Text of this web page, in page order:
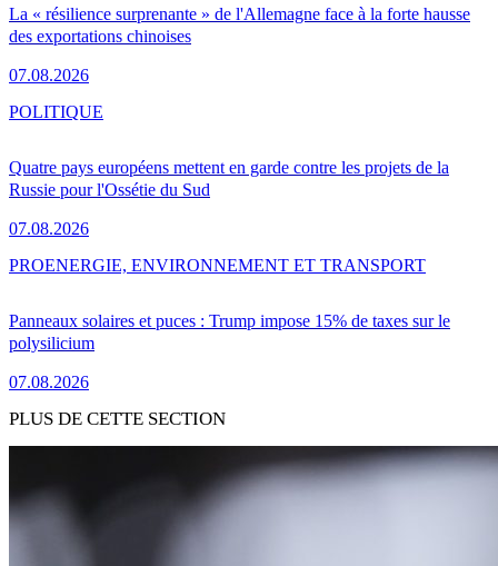
La « résilience surprenante » de l'Allemagne face à la forte hausse
des exportations chinoises
07.08.2026
Quatre pays européens mettent en garde contre les projets de la
Russie pour l'Ossétie du Sud
07.08.2026
POLITIQUE
Panneaux solaires et puces : Trump impose 15% de taxes sur le
polysilicium
07.08.2026
PROENERGIE, ENVIRONNEMENT ET TRANSPORT
PLUS DE CETTE SECTION